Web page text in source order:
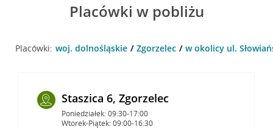
Placówki w pobliżu
Placówki: woj. dolnośląskie Zgorzelec w okolicy ul.
Staszica 6, Zgorzelec
Poniedziałek: 09:30-17:00
Wtorek-Piątek: 09:00-16:30